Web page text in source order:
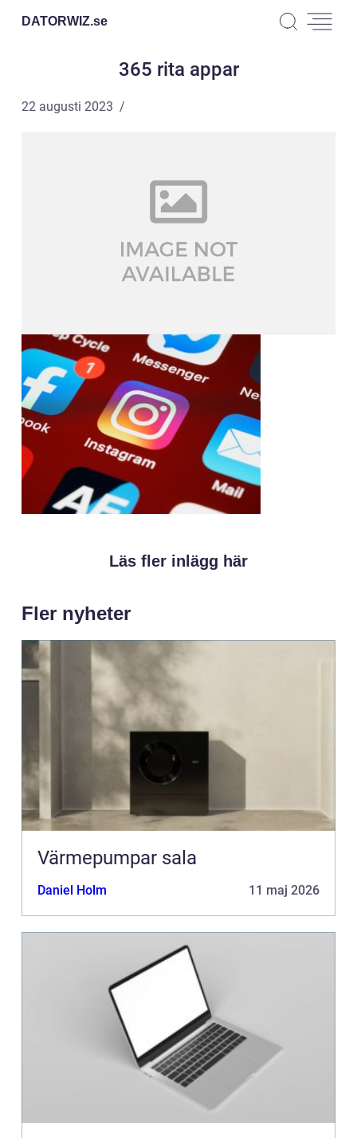
DATORWIZ.se
365 rita appar
22 augusti 2023
Läs fler inlägg här
Fler nyheter
Värmepumpar sala
Daniel Holm 11 maj 2026